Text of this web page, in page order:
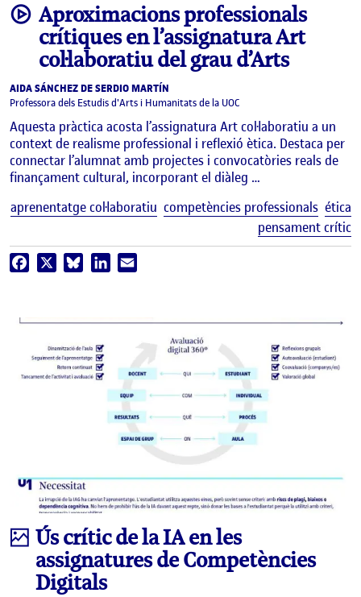
videoAproximacions professionals
crítiques en l’assignatura Art
col·laboratiu del grau d’Arts
AIDA SÁNCHEZ DE SERDIO MARTÍN
Professora dels Estudis d'Arts i Humanitats de la UOC
Aquesta pràctica acosta l’assignatura Art col·laboratiu a un
context de realisme professional i reflexió ètica. Destaca per
connectar l’alumnat amb projectes i convocatòries reals de
finançament cultural, incorporant el diàleg …
aprenentatge col·laboratiu competències professionals ética
pensament crític
Facebook BlueskyLinkedIn
Infografia
Ús crític de la IA en les
assignatures de Competències
Digitals